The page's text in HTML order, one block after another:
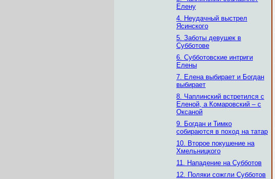
Елену
4. Неудачный выстрел
Ясинского
5. Заботы девушек в
Субботове
6. Субботовские интриги
Елены
7. Елена выбирает и Богдан
выбирает
8. Чаплинский встретился с
Еленой, а Комаровский – с
Оксаной
9. Богдан и Тимко
собираются в поход на татар
10. Второе покушение на
Хмельницкого
11. Нападение на Субботов
12. Поляки сожгли Субботов